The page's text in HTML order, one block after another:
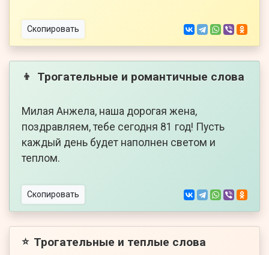
Скопировать
👦 Трогательные и романтичные слова
Милая Анжела, наша дорогая жена,
поздравляем, тебе сегодня 81 год! Пусть
каждый день будет наполнен светом и
теплом.
Скопировать
⭐ Трогательные и теплые слова